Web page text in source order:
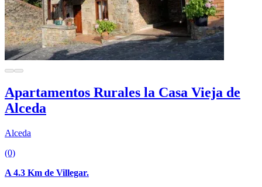
Apartamentos Rurales la Casa Vieja de
Alceda
Alceda
(0)
A 4.3 Km de Villegar.